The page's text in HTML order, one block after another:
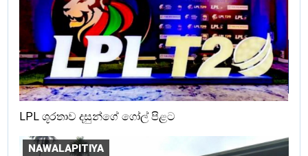
LPL ශූරතාව දසුන්ගේ ගෝල් පිළට
NAWALAPITIYA